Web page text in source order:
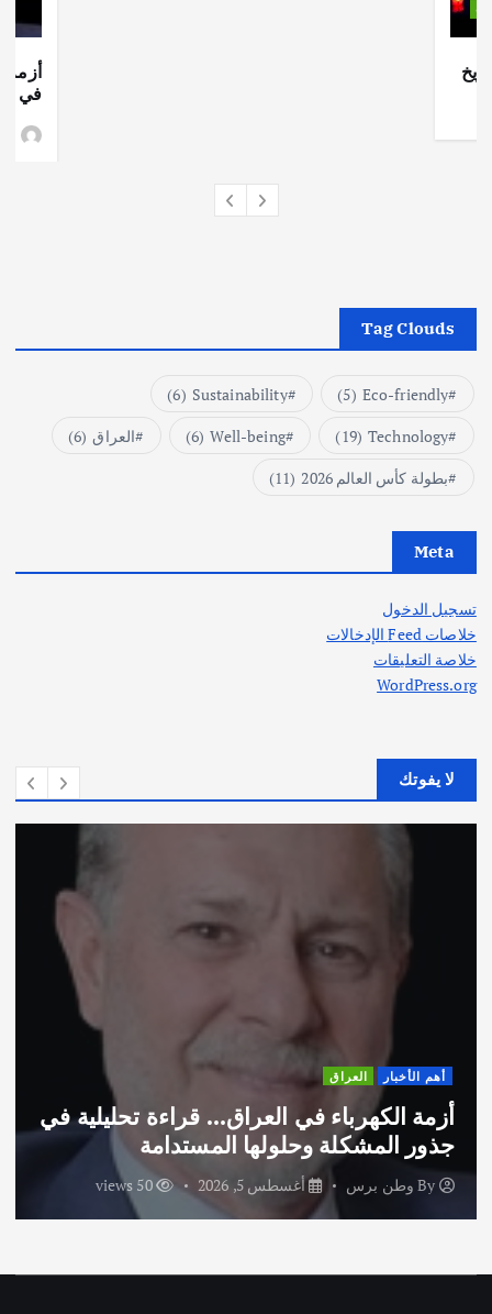
أزمة
في
Tag Clouds
Eco-friendly
(5)
Sustainability
(6)
Technology
(19)
Well-being
(6) العراق (6)
بطولة كأس العالم 2026
(11)
Meta
تسجيل الدخول
خلاصات Feed الإدخالات
خلاصة التعليقات
WordPress.org
لا يفوتك
أهم الأخبار ثقافة وفنون
اختتام ورشة السينوغرافيا في مدينة كلباء
الاماراتية
وطن برس أغسطس 3, 2026 61 views